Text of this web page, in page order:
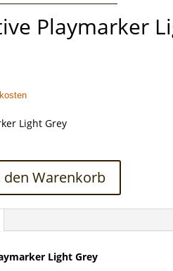
Playmarker
Light Grey
den Warenkorb
Light Grey